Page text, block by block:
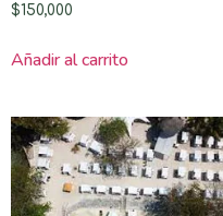
$150,000
Añadir al carrito